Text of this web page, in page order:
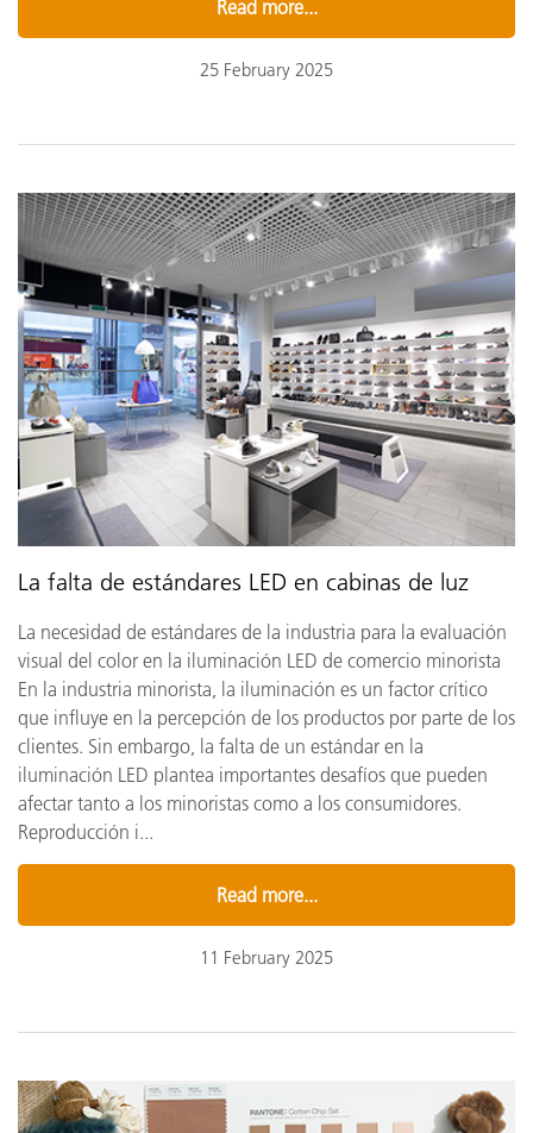
Read more...
25 February 2025
La falta de estándares LED en cabinas de luz
La necesidad de estándares de la industria para la evaluación
visual del color en la iluminación LED de comercio minorista
En la industria minorista, la iluminación es un factor crítico
que influye en la percepción de los productos por parte de los
clientes. Sin embargo, la falta de un estándar en la
iluminación LED plantea importantes desafíos que pueden
afectar tanto a los minoristas como a los consumidores.
Reproducción i...
Read more...
11 February 2025